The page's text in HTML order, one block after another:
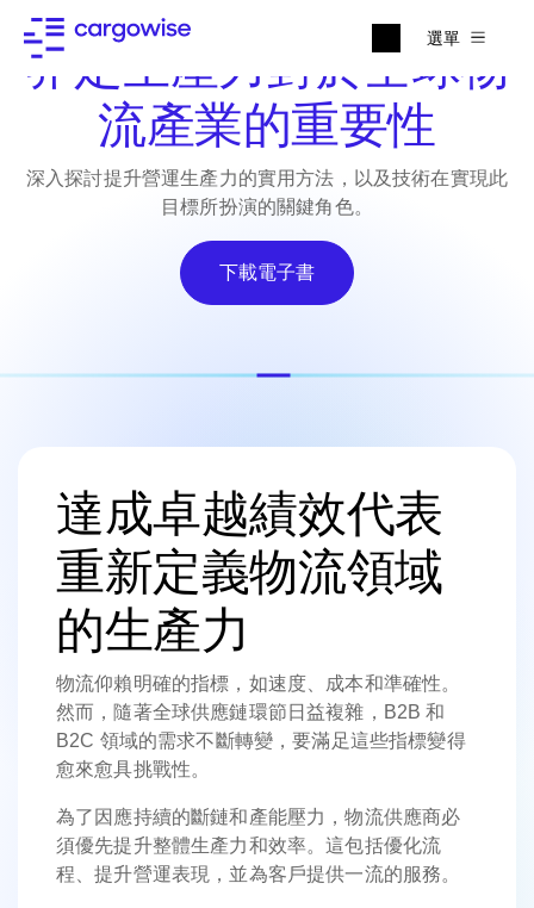
選單
界定生產力對於全球物
流產業的重要性
深入探討提升營運生產力的實用方法，以及技術在實現此
目標所扮演的關鍵角色。
下載電子書
達成卓越績效代表
重新定義物流領域
的生產力
物流仰賴明確的指標，如速度、成本和準確性。
然而，隨著全球供應鏈環節日益複雜，B2B 和
B2C 領域的需求不斷轉變，要滿足這些指標變得
愈來愈具挑戰性。
為了因應持續的斷鏈和產能壓力，物流供應商必
須優先提升整體生產力和效率。這包括優化流
程、提升營運表現，並為客戶提供一流的服務。